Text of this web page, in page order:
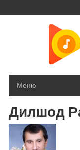
Меню
Дилшод